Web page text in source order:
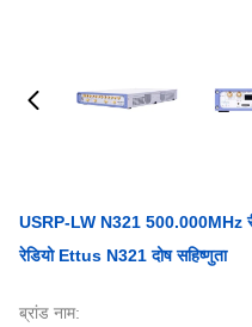
USRP-LW N321 500.000MHz
रेडियो Ettus N321 दोष सहिष्णुता
ब्रांड नाम: